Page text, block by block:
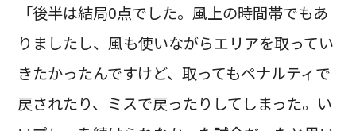
「後半は結局0点でした。風上の時間帯でもあ
りましたし、風も使いながらエリアを取ってい
きたかったんですけど、取ってもペナルティで
戻されたり、ミスで戻ったりしてしまった。い